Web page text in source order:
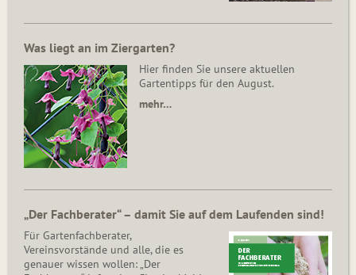
Was liegt an im Ziergarten?
Hier finden Sie unsere aktuellen
Gartentipps für den August.
mehr…
„Der Fachberater“ – damit Sie auf dem Laufenden sind!
Für Gartenfachberater,
Vereinsvorstände und alle, die es
genauer wissen wollen: „Der